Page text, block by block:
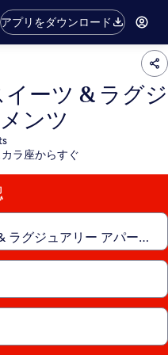
アプリをダウンロード
ーツ & ラグジ
ンツ
ラ座からすぐ